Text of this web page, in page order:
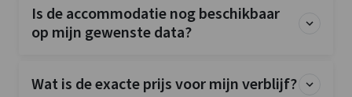
Is de accommodatie nog beschikbaar
op mijn gewenste data?
Wat is de exacte prijs voor mijn verblijf?